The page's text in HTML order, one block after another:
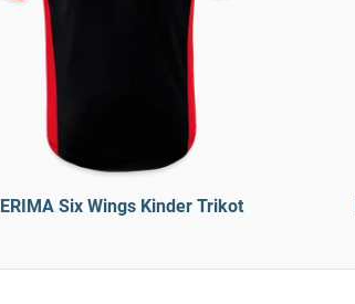
ERIMA Six Wings Kinder Trikot